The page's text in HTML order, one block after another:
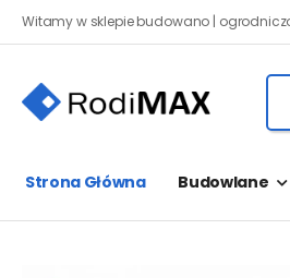
Witamy w sklepie budowano |
Strona Główna Budowlane